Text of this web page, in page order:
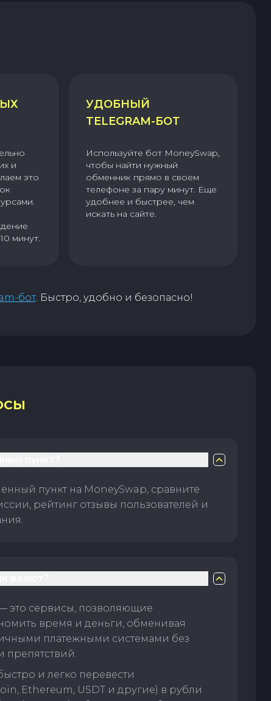
и
это
минут.
УДОБНЫЙ
TELEGRAM-БОТ
Используйте бот MoneySwap,
чтобы найти нужный
обменник прямо в своем
телефоне за пару минут. Еще
удобнее и быстрее, чем
искать на сайте.
бот. Быстро, удобно и безопасно!
пункт на MoneySwap, сравните
рейтинг отзывы пользователей и
это сервисы, позволяющие
время и деньги, обменивая
платежными системами без
и легко перевести
Ethereum, USDT и другие) в рубли